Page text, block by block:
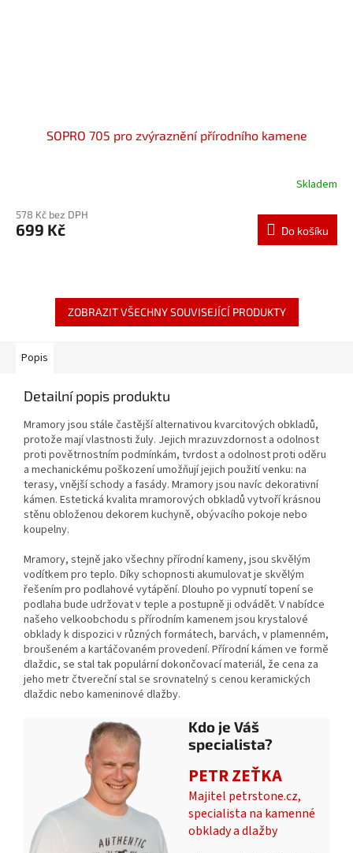
SOPRO 705 pro zvýraznění přírodního kamene
Skladem
578 Kč bez DPH
699 Kč Do košíku
ZOBRAZIT VŠECHNY SOUVISEJÍCÍ PRODUKTY
Popis
Detailní popis produktu
Mramory jsou stále častější alternativou kvarcitových obkladů,
protože mají vlastnosti žuly. Jejich mrazuvzdornost a odolnost
proti povětrnostním podmínkám, tvrdost a odolnost proti oděru
a mechanickému poškození umožňují jejich použití venku: na
terasy, vnější schody a fasády. Mramory jsou navíc dekorativní
kámen. Estetická kvalita mramorových obkladů vytvoří krásnou
stěnu obloženou dekorem kuchyně, obývacího pokoje nebo
koupelny.
Mramory, stejně jako všechny přírodní kameny, jsou skvělým
vodítkem pro teplo. Díky schopnosti akumulovat je skvělým
řešením pro podlahové vytápění. Dlouho po vypnutí topení se
podlaha bude udržovat v teple a postupně ji odvádět. V nabídce
našeho velkoobchodu s přírodním kamenem jsou krystalové
obklady k dispozici v různých formátech, barvách, v plamenném,
broušeném a kartáčovaném provedení. Přírodní kámen ve formě
dlaždic, se stal tak populární dokončovací materiál, že cena za
jeho metr čtvereční stal se srovnatelný s cenou keramických
dlaždic nebo kameninové dlažby.
Kdo je Váš
specialista?
PETR ZEŤKA
Majitel petrstone.cz,
specialista na kamenné
obklady a dlažby